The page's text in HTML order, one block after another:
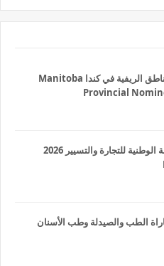
التسجيل للهجرة للمناطق الريفية في كندا Manitoba
Provincial
نتائج النهائية المدرسة الوطنية للتجارة والتسيير 2026
الطب والصيدلة وطب الأسنان